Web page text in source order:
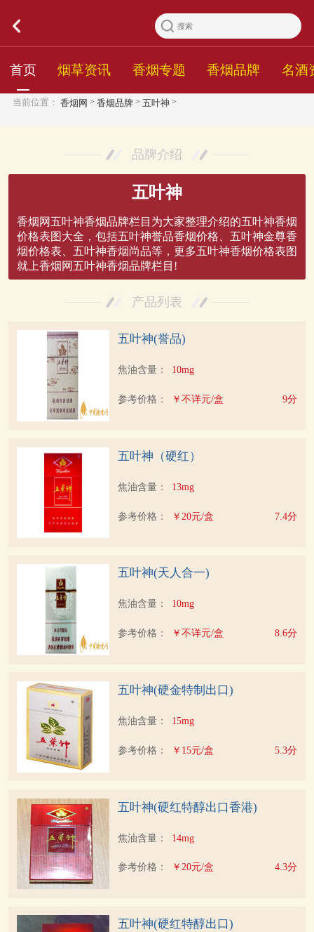
首页 烟草资讯 香烟专题 香烟品牌 名酒
当前位置： 香烟网 > 香烟品牌 > 五叶神 >
品牌介绍
五叶神
香烟网五叶神香烟品牌栏目为大家整理介绍的五叶神香烟
价格表图大全，包括五叶神誉品香烟价格、五叶神金尊香
烟价格表、五叶神香烟尚品等，更多五叶神香烟价格表图
就上香烟网五叶神香烟品牌栏目!
产品列表
五叶神(誉品)
焦油含量： 10mg
参考价格： ￥不详元/盒 9分
五叶神（硬红）
焦油含量： 13mg
参考价格： ￥20元/盒 7.4分
五叶神(天人合一)
焦油含量： 10mg
参考价格： ￥不详元/盒 8.6分
五叶神(硬金特制出口)
焦油含量： 15mg
参考价格： ￥15元/盒 5.3分
五叶神(硬红特醇出口香港)
焦油含量： 14mg
参考价格： ￥20元/盒 4.3分
五叶神(硬红特醇出口)